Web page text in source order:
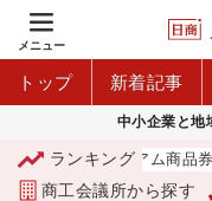
メニュー
トップ 新着記事
中小企業と地
ランキング
「青森市プレミアム商品券」
商工会議所から探す